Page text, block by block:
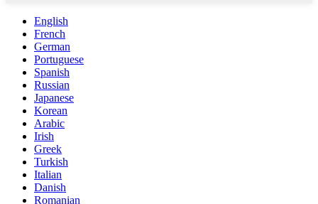
English
French
German
Portuguese
Spanish
Russian
Japanese
Korean
Arabic
Irish
Greek
Turkish
Italian
Danish
Romanian